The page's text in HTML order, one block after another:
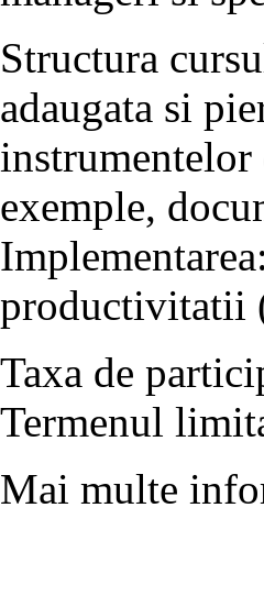
Structura
adaugata si
exemple,
productivitatii
Taxa de
Termenul
Mai multe